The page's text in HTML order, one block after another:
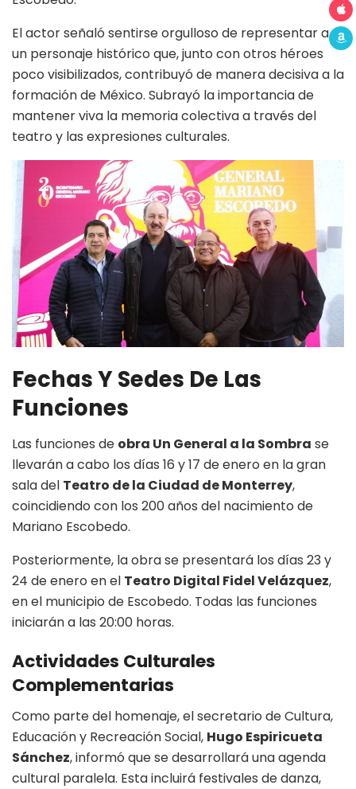
El actor señaló sentirse orgulloso de representar a
un personaje histórico que, junto con otros héroes
poco visibilizados, contribuyó de manera decisiva a la
formación de México. Subrayó la importancia de
mantener viva la memoria colectiva a través del
teatro y las expresiones culturales.
Fechas Y Sedes De Las
Funciones
Las funciones de obra Un General a la Sombra se
llevarán a cabo los días 16 y 17 de enero en la gran
sala del Teatro de la Ciudad de Monterrey,
coincidiendo con los 200 años del nacimiento de
Mariano Escobedo.
Posteriormente, la obra se presentará los días 23 y
24 de enero en el Teatro Digital Fidel Velázquez,
en el municipio de Escobedo. Todas las funciones
iniciarán a las 20:00 horas.
Actividades Culturales
Complementarias
Como parte del homenaje, el secretario de Cultura,
Educación y Recreación Social, Hugo Espiricueta
Sánchez, informó que se desarrollará una agenda
cultural paralela. Esta incluirá festivales de danza,